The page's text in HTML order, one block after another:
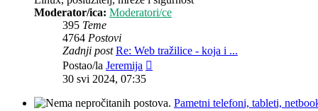
Moderator/ica: Moderatori/ce
395 Teme
4764 Postovi
Zadnji post Re: Web tražilice - koja i ...
Postao/la Jeremija
30 svi 2024, 07:35
Pametni telefoni, tableti,